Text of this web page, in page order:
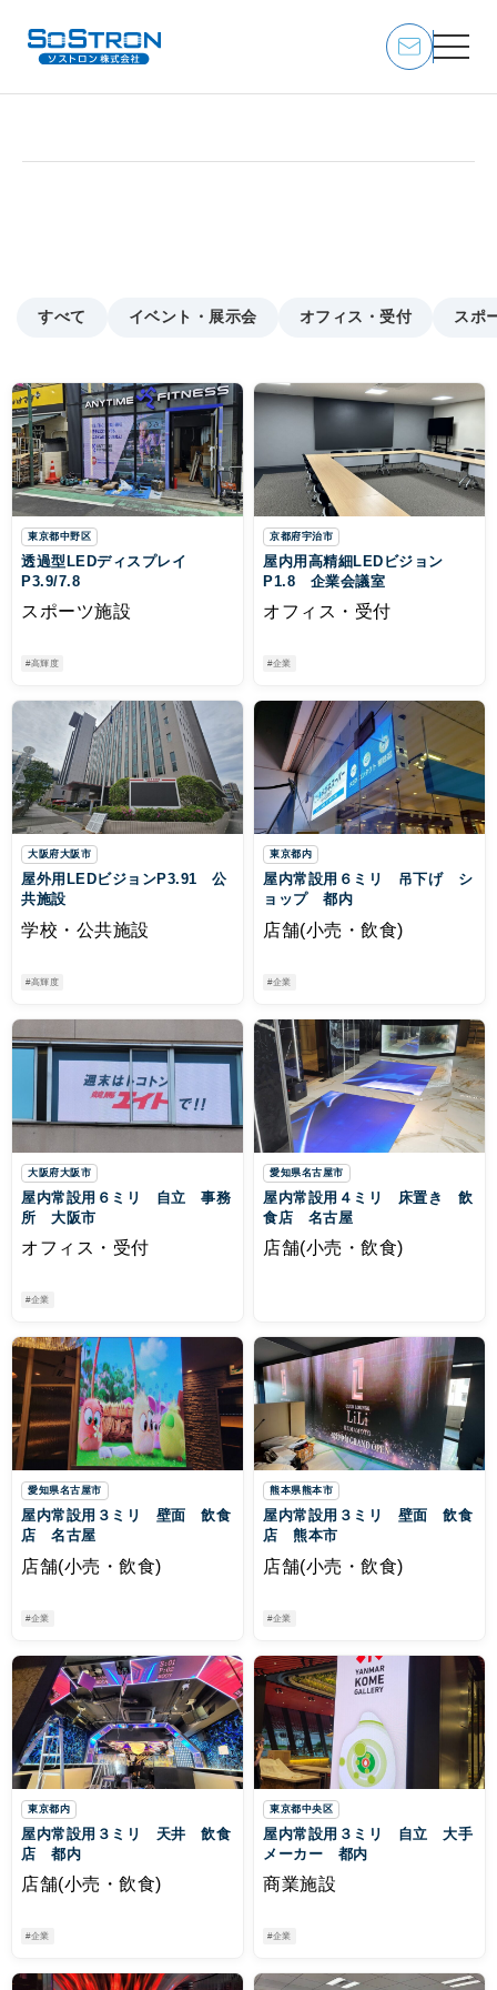
トップページ/施工実績/施工場所
すべて イベント・展示会 オフィス・受付 スポ
東京都中野区
透過型LEDディスプレイ
P3.9/7.8
スポーツ施設
#高輝度
京都府宇治市
屋内用高精細LEDビジョン
P1.8 企業会議室
オフィス・受付
#企業
大阪府大阪市
屋外用LEDビジョンP3.91 公
共施設
学校・公共施設
#高輝度
東京都内
屋内常設用６ミリ 吊下げ シ
ョップ 都内
店舗(小売・飲食)
#企業
大阪府大阪市
屋内常設用６ミリ 自立 事務
所 大阪市
オフィス・受付
#企業
愛知県名古屋市
屋内常設用４ミリ 床置き 飲
食店 名古屋
店舗(小売・飲食)
愛知県名古屋市
屋内常設用３ミリ 壁面 飲食
店 名古屋
店舗(小売・飲食)
#企業
熊本県熊本市
屋内常設用３ミリ 壁面 飲食
店 熊本市
店舗(小売・飲食)
#企業
東京都内
屋内常設用３ミリ 天井 飲食
店 都内
店舗(小売・飲食)
#企業
東京都中央区
屋内常設用３ミリ 自立 大手
メーカー 都内
商業施設
#企業